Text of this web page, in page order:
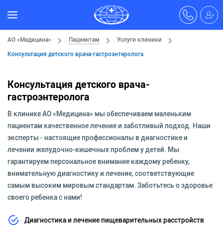
АО «Медицина» Пациентам
Услуги клиники
Консультация детского врача-гастроэнтеролога
Консультация детского врача-
гастроэнтеролога
В клинике АО «Медицина» мы обеспечиваем маленьким
пациентам качественное лечение и заботливый подход. Наши
эксперты - настоящие профессионалы в диагностике и
лечении желудочно-кишечных проблем у детей. Мы
гарантируем персональное внимание каждому ребенку,
внимательную диагностику и лечение, соответствующие
самым высоким мировым стандартам. Заботьтесь о здоровье
своего ребенка с нами!
Диагностика и лечение пищеварительных расстройств